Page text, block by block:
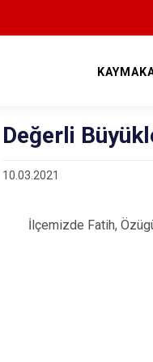
Değerli
10.03.2021
İlçemizde Fatih,